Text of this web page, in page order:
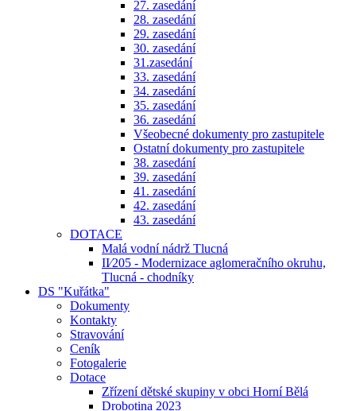
27. zasedání
28. zasedání
29. zasedání
30. zasedání
31.zasedání
33. zasedání
34. zasedání
35. zasedání
36. zasedání
Všeobecné dokumenty pro zastupitele
Ostatní dokumenty pro zastupitele
38. zasedání
39. zasedání
41. zasedání
42. zasedání
43. zasedání
DOTACE
Malá vodní nádrž Tlucná
II⁄205 - Modernizace aglomeračního okruhu,
Tlucná - chodníky
DS "Kuřátka"
Dokumenty
Kontakty
Stravování
Ceník
Fotogalerie
Dotace
Zřízení dětské skupiny v obci Horní Bělá
Drobotina 2023